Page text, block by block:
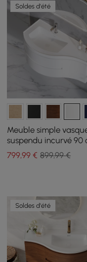
Soldes d'été
Meuble simple
suspendu incurvé 90
avec rangement
799,99 € 899,99 €
Soldes d'été